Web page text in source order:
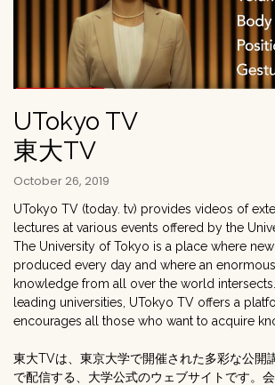
UTokyo TV
東大TV
October 26, 2019
UTokyo TV (today. tv) provides videos of
lectures at various events offered by the
The University of Tokyo is a place where
produced every day and where an
knowledge from all over the world intersects.
leading universities, UTokyo TV offers a
encourages all those who want to acquire
東大TVは、東京大学で開催された多彩な公開
で配信する、大学公式のウェブサイトです。